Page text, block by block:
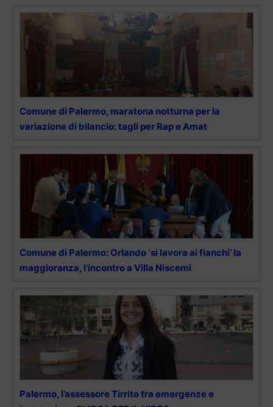
Comune di Palermo, maratona notturna per la
variazione di bilancio: tagli per Rap e Amat
Comune di Palermo: Orlando ‘si lavora ai fianchi’ la
maggioranza, l’incontro a Villa Niscemi
Palermo, l’assessore Tirrito tra emergenze e